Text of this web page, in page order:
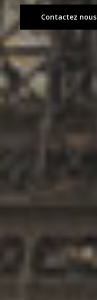
Contactez nous